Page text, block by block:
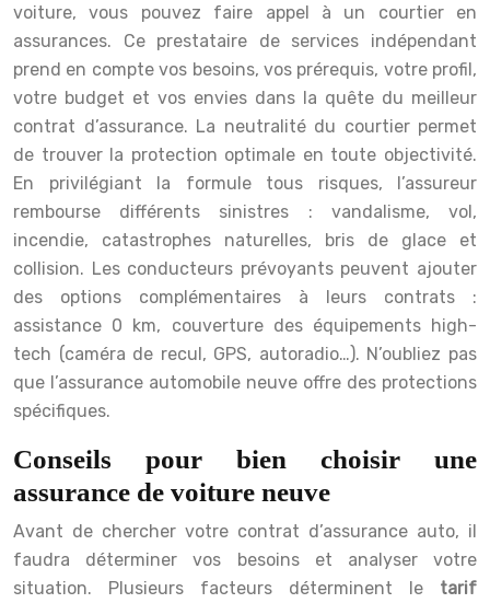
voiture, vous pouvez faire appel à un courtier en
assurances. Ce prestataire de services indépendant
prend en compte vos besoins, vos prérequis, votre profil,
votre budget et vos envies dans la quête du meilleur
contrat d’assurance. La neutralité du courtier permet
de trouver la protection optimale en toute objectivité.
En privilégiant la formule tous risques, l’assureur
rembourse différents sinistres : vandalisme, vol,
incendie, catastrophes naturelles, bris de glace et
collision. Les conducteurs prévoyants peuvent ajouter
des options complémentaires à leurs contrats :
assistance 0 km, couverture des équipements high-
tech (caméra de recul, GPS, autoradio…). N’oubliez pas
que l’assurance automobile neuve offre des protections
spécifiques.
Conseils pour bien choisir une
assurance de voiture neuve
Avant de chercher votre contrat d’assurance auto, il
faudra déterminer vos besoins et analyser votre
situation. Plusieurs facteurs déterminent le tarif